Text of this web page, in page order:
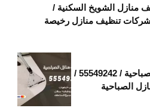
منازل الشويخ السكنية /
شركات تنظيف منازل الصباحية / 55549242 /
الصباحية